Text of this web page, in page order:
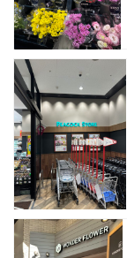
店
や
美
味
し
い
レ
ス
ト